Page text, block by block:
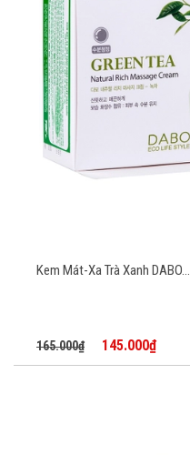
Kem Mát-Xa Trà Xanh DABO...
165.000₫ 145.000₫